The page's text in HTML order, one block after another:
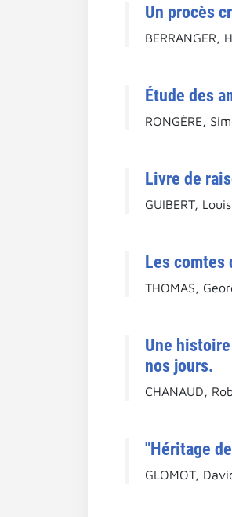
Un procès
BERRANGER,
Étude des
RONGÈRE,
Livre de
GUIBERT,
Les comtes
THOMAS,
Une
nos jours.
CHANAUD,
"Héritage
GLOMOT,